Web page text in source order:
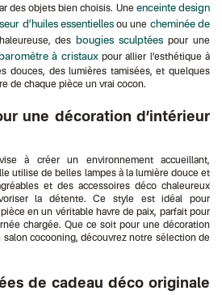
des objets bien choisis. Une enceinte design
d’huiles essentiellesou une cheminée de
des bougies sculptées pour une
baromètre à cristauxpour allier l’esthétique à
douces, des lumières tamisées, et quelques
de chaque pièce un vrai cocon.
une décoration d’intérieur
à créer un environnement accueillant,
utilise de belles lampes à la lumière douce et
et des accessoires déco chaleureux
la détente. Ce style est idéal pour
en un véritable havre de paix, parfait pour
chargée. Que ce soit pour une décoration
cocooning, découvrez notre sélection de
de cadeau déco originale